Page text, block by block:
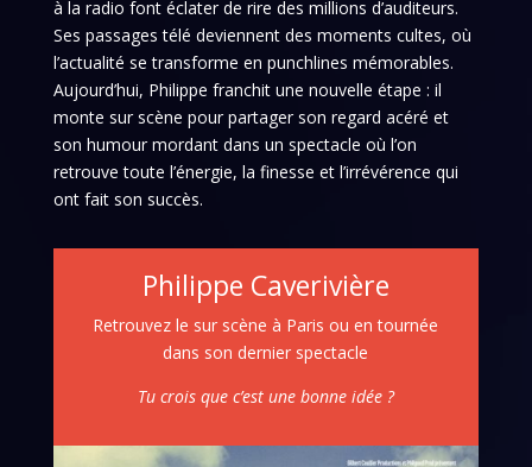
à la radio font éclater de rire des millions d’auditeurs.
Ses passages télé deviennent des moments cultes, où
l’actualité se transforme en punchlines mémorables.
Aujourd’hui, Philippe franchit une nouvelle étape : il
monte sur scène pour partager son regard acéré et
son humour mordant dans un spectacle où l’on
retrouve toute l’énergie, la finesse et l’irrévérence qui
ont fait son succès.
Philippe Caverivière
Retrouvez le sur scène à Paris ou en tournée
dans son dernier spectacle
Tu crois que c’est une bonne idée ?